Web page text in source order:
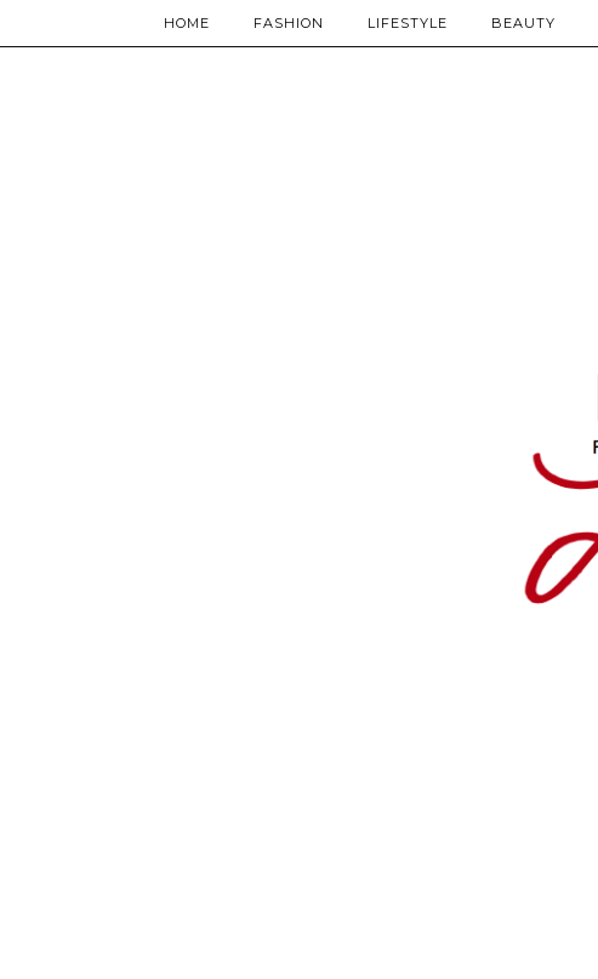
HOME FASHION LIFESTYLE BEAUTY